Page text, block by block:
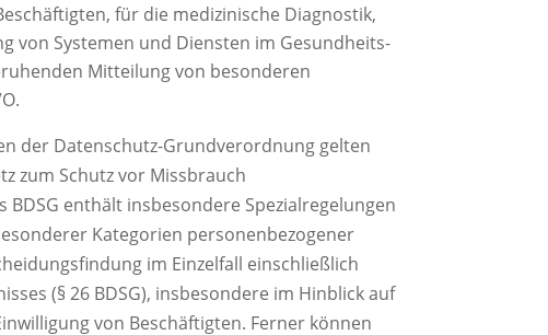
für die medizinische Diagnostik,
von Systemen und Diensten im Gesundheits-
Mitteilung von besonderen
der Datenschutz-Grundverordnung gelten
zum Schutz vor Missbrauch
enthält insbesondere Spezialregelungen
Kategorien personenbezogener
im Einzelfall einschließlich
(§ 26 BDSG), insbesondere im Hinblick auf
von Beschäftigten. Ferner können